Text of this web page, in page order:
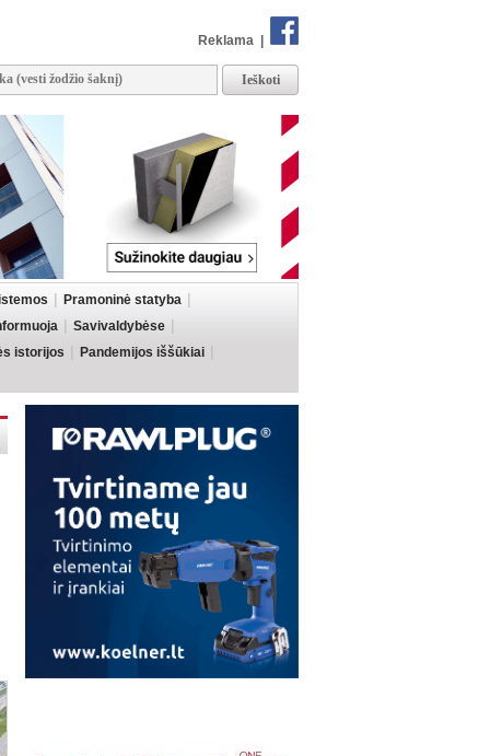
Reklama
Pramoninė statyba
Savivaldybėse
istorijos
Pandemijos iššūkiai